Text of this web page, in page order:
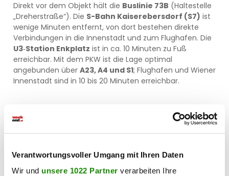
Verantwortungsvoller Umgang mit Ihren Daten
Wir und unsere 1022 Partner verarbeiten Ihre
Direkt vor dem Objekt hält die Buslinie 73B (Haltestelle
„Dreherstraße“). Die S-Bahn Kaiserebersdorf (S7) ist
wenige Minuten entfernt, von dort bestehen direkte
Verbindungen in die Innenstadt und zum Flughafen. Die
U3‑Station Enkplatz ist in ca. 10 Minuten zu Fuß
erreichbar. Mit dem PKW ist die Lage optimal
angebunden über A23, A4 und S1; Flughafen und Wiener
Innenstadt sind in 10 bis 20 Minuten erreichbar.
Alle Preisangaben verstehen sich zzgl. der gesetzl. Ust.
vorbehalten.